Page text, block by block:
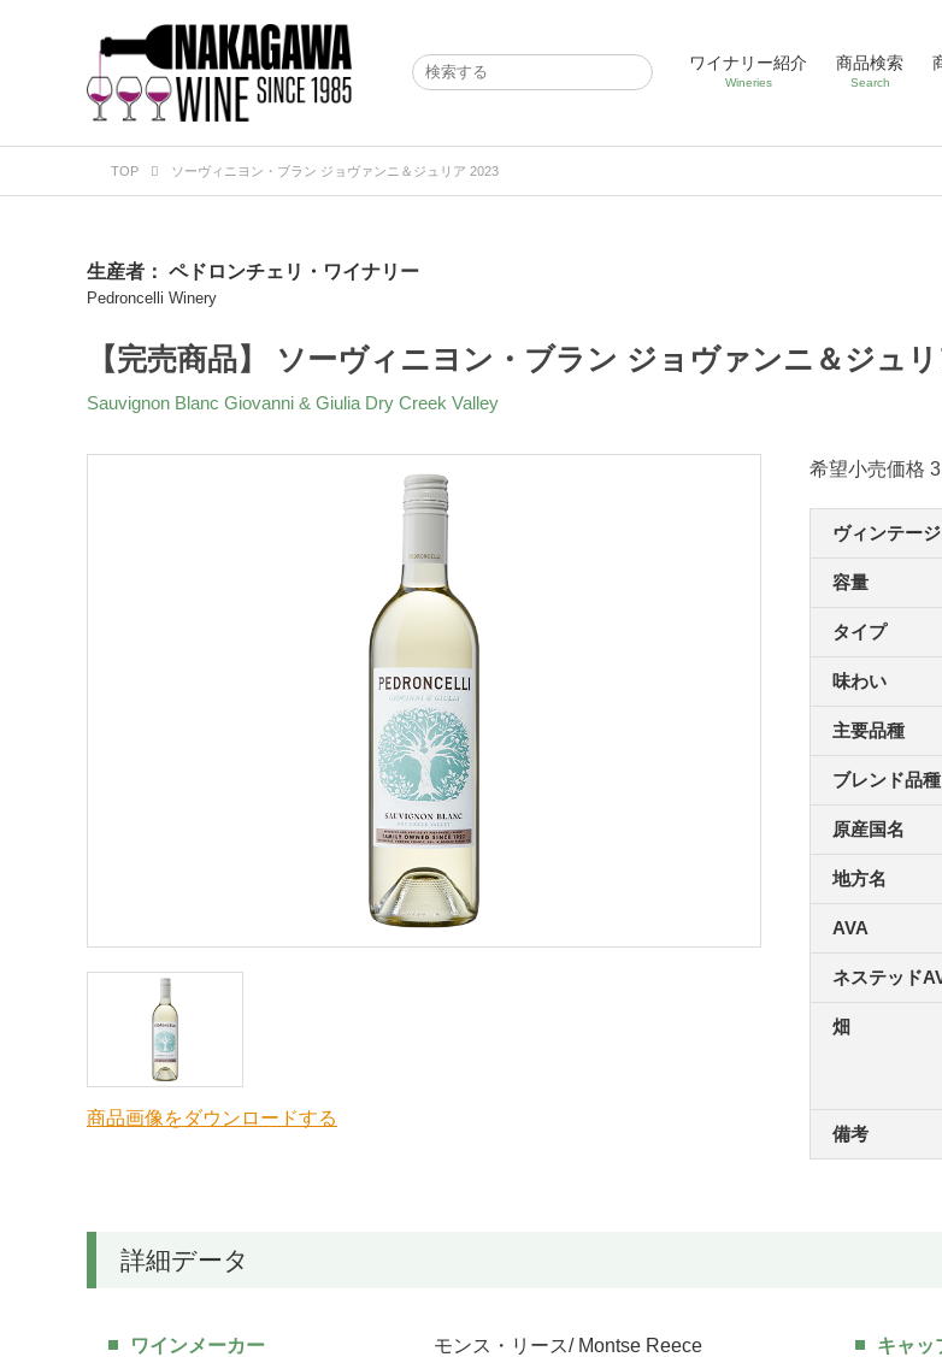
ワイナリー紹介
Wineries
商品検索
Search
TOP ソーヴィニヨン・ブラン ジョヴァンニ＆ジュリア 2023
生産者： ペドロンチェリ・ワイナリー
Pedroncelli Winery
【完売商品】 ソーヴィニヨン・ブラン ジョヴァンニ＆ジュ
Sauvignon Blanc Giovanni & Giulia Dry Creek Valley
商品画像をダウンロードする
希望小売価格
ヴィンテージ
容量
タイプ
味わい
主要品種
ブレンド品種
原産国名
地方名
AVA
ネステッド
畑
備考
詳細データ
ワインメーカー モンス・リース/ Montse Reece キャッ